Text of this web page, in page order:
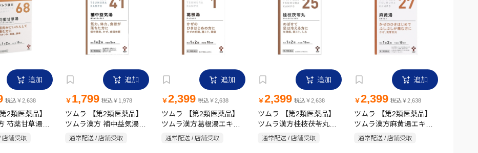
追加
税込￥2,638
2類医薬品】
芍薬甘草湯エ
包
店舗受取
追加
￥ 1,799 税込￥1,978
ツムラ 【第2類医薬品】
ツムラ漢方 補中益気湯エ
キス顆粒 10包
通常配送 / 店舗受取
追加
￥2,399 税込￥2,638
ツムラ 【第2類医薬品】
ツムラ漢方葛根湯エキス
顆粒A 20包
通常配送 / 店舗受取
追加
￥2,399 税込￥2,638
ツムラ 【第2類医薬品】
ツムラ漢方桂枝茯苓丸料
エキス顆粒A 20包
通常配送 / 店舗受取
追加
￥2,399 税込￥2,638
ツムラ 【第2類医薬品】
ツムラ漢方麻黄湯エキス
顆粒 20包
通常配送 / 店舗受取